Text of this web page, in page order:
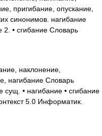
пригибание, опускание,
синонимов. нагибание
2. • сгибание Словарь
наклонение,
нагибание Словарь
сущ. • нагибание • сгибание
5.0 Информатик.